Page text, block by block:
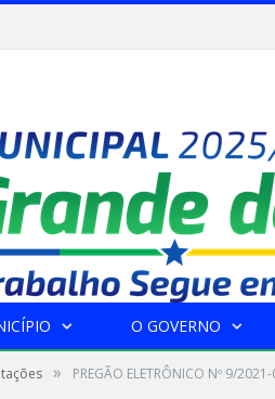
O GOVERNO
» PREGÃO ELETRÔNICO Nº 9/